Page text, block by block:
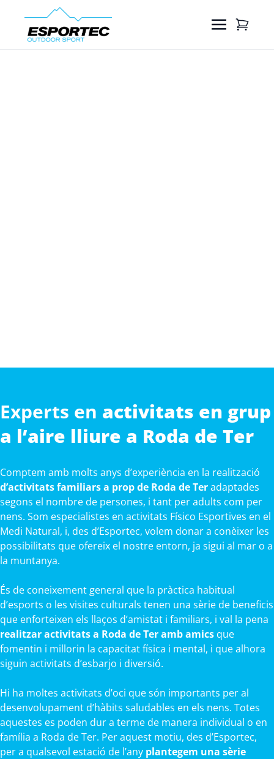
Experts en activitats en grup
a l’aire lliure a Roda de Ter
Comptem amb molts anys d’experiència en la realització
d’activitats familiars a prop de Roda de Teradaptades
segons el nombre de persones, i tant per adults com per
nens. Som especialistes en activitats Físico Esportives en el
Medi Natural, i, des d’Esportec, volem donar a conèixer les
possibilitats que ofereix el nostre entorn, ja sigui al mar o a
la muntanya.
És de coneixement general que la pràctica habitual
d’esports o les visites culturals tenen una sèrie de beneficis
que enforteixen els llaços d’amistat i familiars, i val la pena
realitzar activitats a Roda de Ter amb amics que
fomentin i millorin la capacitat física i mental, i que alhora
siguin activitats d’esbarjo i diversió.
Hi ha moltes activitats d’oci que són importants per al
desenvolupament d’hàbits saludables en els nens. Totes
aquestes es poden dur a terme de manera individual o en
família a Roda de Ter. Per aquest motiu, des d’Esportec,
per a qualsevol estació de l’any plantegem una sèrie